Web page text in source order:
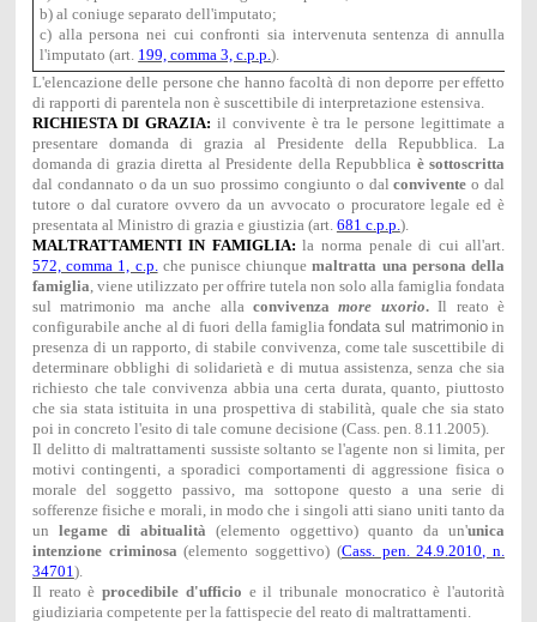
b) al coniuge separato dell'imputato;
c) alla persona nei cui confronti sia intervenuta sentenza di
l'imputato (art. 199, comma 3, c.p.p.).
L'elencazione delle persone che hanno facoltà di non deporre per effetto
di rapporti di parentela non è suscettibile di interpretazione estensiva.
RICHIESTA DI GRAZIA: il convivente è tra le persone legittimate a
presentare domanda di grazia al Presidente della Repubblica. La
domanda di grazia diretta al Presidente della Repubblica è sottoscritta
dal condannato o da un suo prossimo congiunto o dalconvivente o dal
tutore o dal curatore ovvero da un avvocato o procuratore legale ed è
presentata al Ministro di grazia e giustizia (art. 681 c.p.p. ).
MALTRATTAMENTI IN FAMIGLIA: la norma penale di cui all'art.
572, comma 1, c.p. che punisce chiunquemaltratta una persona della
famiglia , viene utilizzato per offrire tutela non solo alla famiglia fondata
sul matrimonio ma anche alla convivenzamore uxorio.Il reato è
configurabile anche al di fuori della famigliafondata sul matrimonioin
presenza di un rapporto, di stabile convivenza, come tale suscettibile di
determinare obblighi di solidarietà e di mutua assistenza, senza che sia
richiesto che tale convivenza abbia una certa durata, quanto, piuttosto
che sia stata istituita in una prospettiva di stabilità, quale che sia stato
poi in concreto l'esito di tale comune decisione (Cass. pen. 8.11.2005).
Il delitto di maltrattamenti sussiste soltanto se l'agente non si limita, per
motivi contingenti, a sporadici comportamenti di aggressione fisica o
morale del soggetto passivo, ma sottopone questo a una serie di
sofferenze fisiche e morali, in modo che i singoli atti siano uniti tanto da
un legame di abitualità (elemento oggettivo) quanto da un'unica
intenzione criminosa (elemento soggettivo) (Cass. pen. 24.9.2010, n.
34701 ).
Il reato èprocedibile d'ufficio e il tribunale monocratico è l'autorità
giudiziaria competente per la fattispecie del reato di maltrattamenti.